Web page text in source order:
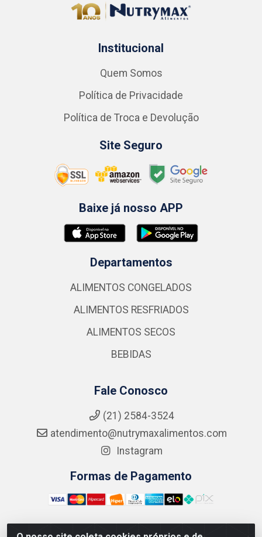
Institucional
Quem Somos
Política de Privacidade
Política de Troca e Devolução
Site Seguro
Baixe já nosso APP
Departamentos
ALIMENTOS CONGELADOS
ALIMENTOS RESFRIADOS
ALIMENTOS SECOS
BEBIDAS
Fale Conosco
(21) 2584-3524
atendimento@nutrymaxalimentos.com
Instagram
Formas de Pagamento